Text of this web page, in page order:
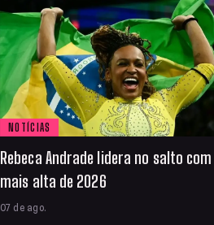
NOTÍCIAS
Rebeca Andrade lidera no salto
mais alta de 2026
07 de ago.